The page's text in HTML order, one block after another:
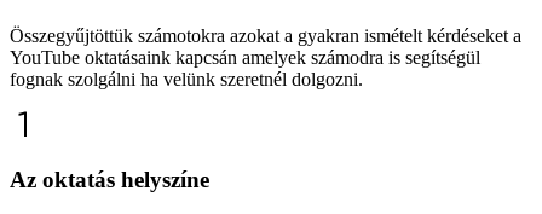
Összegyűjtöttük számotokra azokat a gyakran ismételt kérdéseket a
YouTube oktatásaink kapcsán amelyek számodra is segítségül
fognak szolgálni ha velünk szeretnél dolgozni.
Az oktatás helyszíne